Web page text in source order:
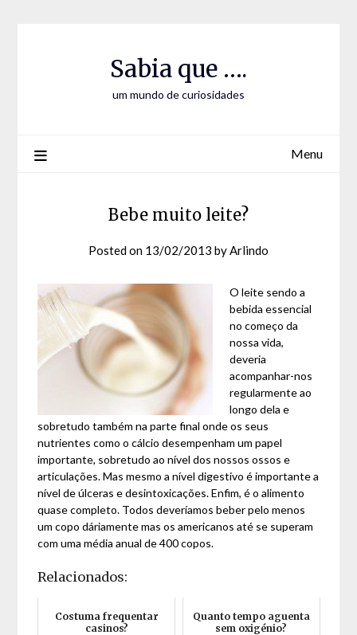
Sabia que ….
um mundo de curiosidades
Menu
Bebe muito leite?
Posted on 13/02/2013 byArlindo
O leite sendo a
bebida essencial
no começo da
nossa vida,
deveria
acompanhar-nos
regularmente ao
longo dela e
sobretudo também na parte final onde os seus
nutrientes como o cálcio desempenham um papel
importante, sobretudo ao nível dos nossos ossos e
articulações. Mas mesmo a nível digestivo é importante a
nível de úlceras e desintoxicações. Enfim, é o alimento
quase completo. Todos deveríamos beber pelo menos
um copo dáriamente mas os americanos até se superam
com uma média anual de 400 copos.
Relacionados:
Costuma frequentar
casinos?
Quanto tempo aguenta
sem oxigénio?